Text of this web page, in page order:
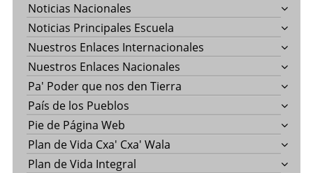
Noticias Nacionales
Noticias Principales Escuela
Nuestros Enlaces Internacionales
Nuestros Enlaces Nacionales
Pa' Poder que nos den Tierra
País de los Pueblos
Pie de Página Web
Plan de Vida Cxa' Cxa' Wala
Plan de Vida Integral